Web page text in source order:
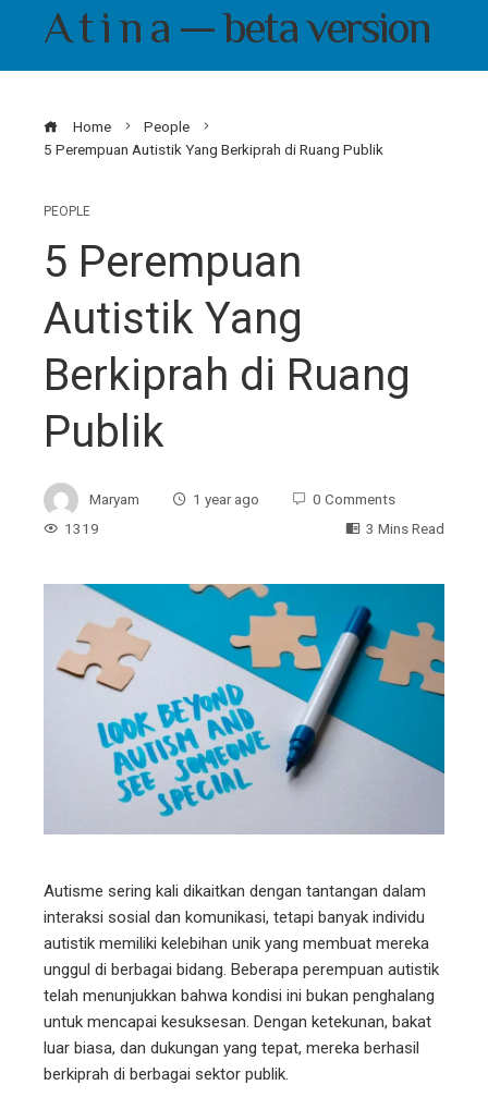
A t i n a — beta version
Home
People
5 Perempuan Autistik Yang Berkiprah di Ruang Publik
PEOPLE
5 Perempuan
Autistik Yang
Berkiprah di Ruang
Publik
Maryam 1 year ago
0 Comments
1319
3 Mins Read
Autisme sering kali dikaitkan dengan tantangan dalam
interaksi sosial dan komunikasi, tetapi banyak individu
autistik memiliki kelebihan unik yang membuat mereka
unggul di berbagai bidang. Beberapa perempuan autistik
telah menunjukkan bahwa kondisi ini bukan penghalang
untuk mencapai kesuksesan. Dengan ketekunan, bakat
luar biasa, dan dukungan yang tepat, mereka berhasil
berkiprah di berbagai sektor publik.